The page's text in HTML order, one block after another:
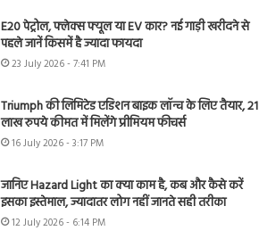
E20 पेट्रोल, फ्लेक्स फ्यूल या EV कार? नई गाड़ी खरीदने से
पहले जानें किसमें है ज्यादा फायदा
23 July 2026 - 7:41 PM
Triumph की लिमिटेड एडिशन बाइक लॉन्च के लिए तैयार, 21
लाख रुपये कीमत में मिलेंगे प्रीमियम फीचर्स
16 July 2026 - 3:17 PM
जानिए Hazard Light का क्या काम है, कब और कैसे करें
इसका इस्तेमाल, ज्यादातर लोग नहीं जानते सही तरीका
12 July 2026 - 6:14 PM